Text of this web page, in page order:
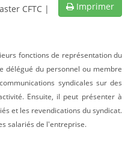
Imprimer
CFTC |
fonctions de représentation du
délégué du personnel ou membre
syndicales sur des
Ensuite, il peut présenter à
et les revendications du syndicat.
salariés de l'entreprise.